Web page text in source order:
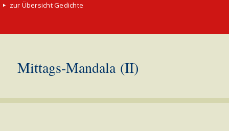
zur Übersicht Gedichte
Mittags-Mandala (II)